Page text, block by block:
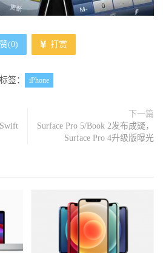
赞(0) 打赏
标签： iPhone
下一篇
Surface Pro 5/Book 2发布成疑，
Surface Pro 4升级版曝光